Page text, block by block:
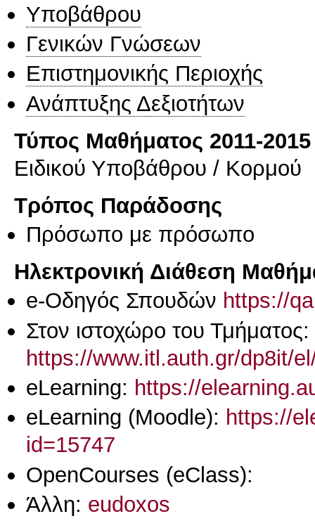
Υποβάθρου
Γενικών Γνώσεων
Επιστημονικής Περιοχής
Ανάπτυξης Δεξιοτήτων
Τύπος Μαθήματος 2011-2015
Ειδικού Υποβάθρου / Κορμού
Τρόπος Παράδοσης
Πρόσωπο με πρόσωπο
Ηλεκτρονική Διάθεση
e-Οδηγός Σπουδών https://
Στον ιστοχώρο του Τμήματος:
https://www.itl.auth.gr/dp8it/
eLearning: https://
eLearning (Moodle): https://
id=15747
OpenCourses (eClass):
Άλλη: eudoxos